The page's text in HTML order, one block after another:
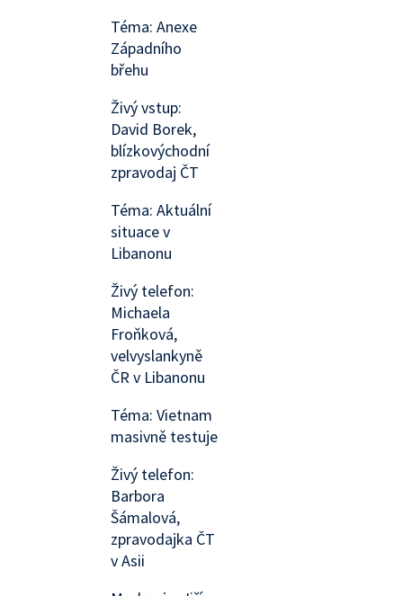
Téma: Anexe
Západního
břehu
Živý vstup:
David Borek,
blízkovýchodní
zpravodaj ČT
Téma: Aktuální
situace v
Libanonu
Živý telefon:
Michaela
Froňková,
velvyslankyně
ČR v Libanonu
Téma: Vietnam
masivně testuje
Živý telefon:
Barbora
Šámalová,
zpravodajka ČT
v Asii